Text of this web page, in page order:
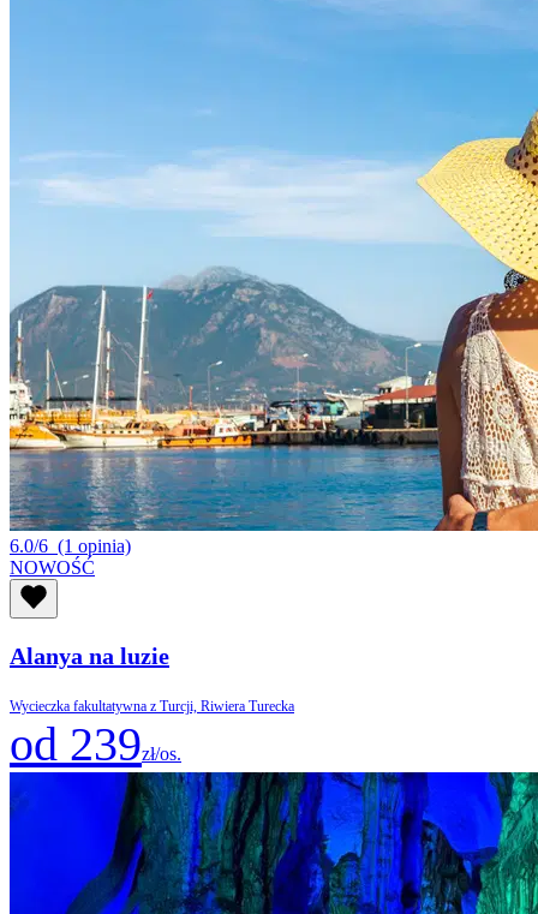
6.0/6 (1 opinia)
NOWOŚĆ
Alanya na luzie
Wycieczka fakultatywna z Turcji, Riwiera Turecka
od 239zł/os.